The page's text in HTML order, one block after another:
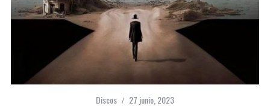
Discos 27 junio, 2023